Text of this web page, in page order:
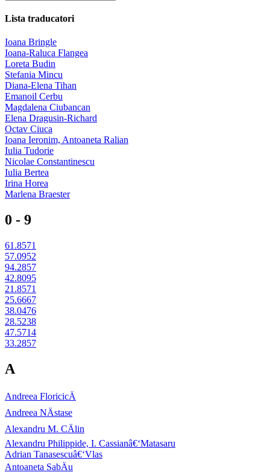
Lista traducatori
Ioana Bringle
Ioana-Raluca Flangea
Loreta Budin
Stefania Mincu
Diana-Elena Tihan
Emanoil Cerbu
Magdalena Ciubancan
Elena Dragusin-Richard
Octav Ciuca
Ioana Ieronim, Antoaneta Ralian
Iulia Tudorie
Nicolae Constantinescu
Iulia Bertea
Irina Horea
Marlena Braester
0 - 9
61.8571
57.0952
94.2857
42.8095
21.8571
25.6667
38.0476
28.5238
47.5714
33.2857
A
Andreea FloricicÄ
Andreea NÄstase
Alexandru M. CÄlin
Alexandru Philippide, I. Cassianâ€‘Matasaru
Adrian Tanasescuâ€‘Vlas
Antoaneta SabÄu